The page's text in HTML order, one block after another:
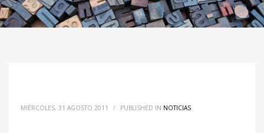
MIÉRCOLES, 31 AGOSTO 2011 / PUBLISHED IN NOTICIAS